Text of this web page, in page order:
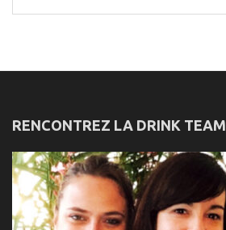
for:
RENCONTREZ LA DRINK TEAM